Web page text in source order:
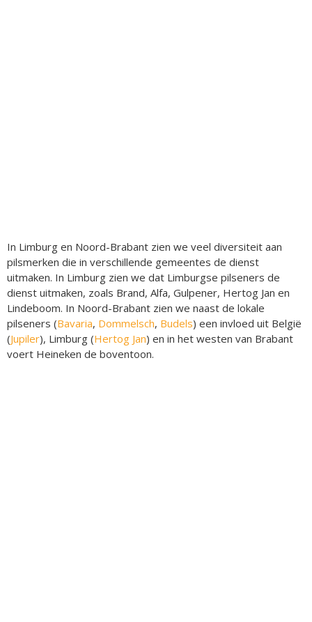
In Limburg en Noord-Brabant zien we veel diversiteit aan
pilsmerken die in verschillende gemeentes de dienst
uitmaken. In Limburg zien we dat Limburgse pilseners de
dienst uitmaken, zoals Brand, Alfa, Gulpener, Hertog Jan en
Lindeboom. In Noord-Brabant zien we naast de lokale
pilseners (Bavaria, Dommelsch, Budels) een invloed uit België
(Jupiler), Limburg (Hertog Jan) en in het westen van Brabant
voert Heineken de boventoon.